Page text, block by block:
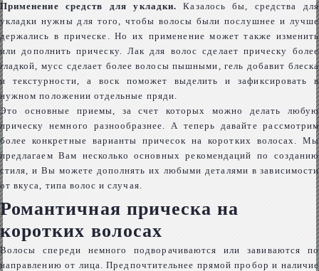
Применение средств для укладки. Казалось бы, средства для
укладки нужны для того, чтобы волосы были послушнее и лучше
держались в прическе. Но их применение может также изменить
или дополнить прическу. Лак для волос сделает прическу более
гладкой, мусс сделает более волосы пышными, гель добавит блеска
и текстурности, а воск поможет выделить и зафиксировать в
нужном положении отдельные пряди.
Это основные приемы, за счет которых можно делать любую
прическу немного разнообразнее. А теперь давайте рассмотрим
более конкретные варианты причесок на коротких волосах. Мы
предлагаем Вам несколько основных рекомендаций по созданию
стиля, и Вы можете дополнять их любыми деталями в зависимости
от вкуса, типа волос и случая.
Романтичная прическа на
коротких волосах
Волосы спереди немного подворачиваются или завиваются по
направлению от лица. Предпочтительнее прямой пробор и наличие